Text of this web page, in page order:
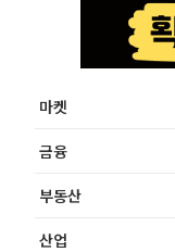
마켓
금융
부동산
산업